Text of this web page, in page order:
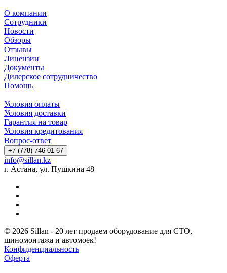
О компании
Сотрудники
Новости
Обзоры
Отзывы
Лицензии
Документы
Дилерское сотрудничество
Помощь
Условия оплаты
Условия доставки
Гарантия на товар
Условия кредитования
Вопрос-ответ
+7 (778) 746 01 67
info@sillan.kz
г. Астана, ул. Пушкина 48
© 2026 Sillan - 20 лет продаем оборудование для СТО,
шиномонтажа и автомоек!
Конфиденциальность
Оферта